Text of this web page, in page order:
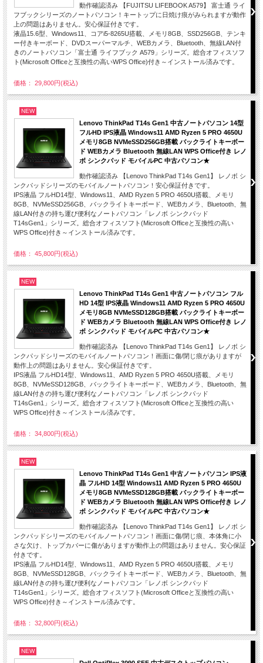
動作確認済み 【FUJITSU LIFEBOOK A579】 富士通 ライ
フブックシリーズのノートパソコン！キートップに日焼け痕がみられますが動作
上の問題はありません。安心保証付きです。
液晶15.6型、Windows11、コアi5-8265U搭載、メモリ8GB、SSD256GB、テンキ
ー付きキーボード、DVDスーパーマルチ、WEBカメラ、Bluetooth、無線LAN付
きのノートパソコン「富士通 ライフブック A579」シリーズ。総合オフィスソフ
ト(Microsoft Officeと互換性の高いWPS Office)付き～インストール済みです。
価格： 29,800円(税込)
NEW
Lenovo ThinkPad T14s Gen1 中古ノートパソコン 14型
フルHD IPS液晶 Windows11 AMD Ryzen 5 PRO 4650U
メモリ8GB NVMeSSD256GB搭載 バックライトキーボー
ド WEBカメラ Bluetooth 無線LAN WPS Office付き レノ
ボ シンクパッド モバイルPC 中古パソコン★
動作確認済み 【Lenovo ThinkPad T14s Gen1】 レノボ シ
ンクパッドシリーズのモバイルノートパソコン！安心保証付きです。
IPS液晶 フルHD14型、Windows11、AMD Ryzen 5 PRO 4650U搭載、メモリ
8GB、NVMeSSD256GB、バックライトキーボード、WEBカメラ、Bluetooth、無
線LAN付きの持ち運び便利なノートパソコン「レノボ シンクパッド
T14sGen1」シリーズ。総合オフィスソフト(Microsoft Officeと互換性の高い
WPS Office)付き～インストール済みです。
価格： 45,800円(税込)
NEW
Lenovo ThinkPad T14s Gen1 中古ノートパソコン フル
HD 14型 IPS液晶 Windows11 AMD Ryzen 5 PRO 4650U
メモリ8GB NVMeSSD128GB搭載 バックライトキーボー
ド WEBカメラ Bluetooth 無線LAN WPS Office付き レノ
ボ シンクパッド モバイルPC 中古パソコン★
動作確認済み 【Lenovo ThinkPad T14s Gen1】 レノボ シ
ンクパッドシリーズのモバイルノートパソコン！画面に傷/閉じ痕がありますが
動作上の問題はありません。安心保証付きです。
IPS液晶 フルHD14型、Windows11、AMD Ryzen 5 PRO 4650U搭載、メモリ
8GB、NVMeSSD128GB、バックライトキーボード、WEBカメラ、Bluetooth、無
線LAN付きの持ち運び便利なノートパソコン「レノボ シンクパッド
T14sGen1」シリーズ。総合オフィスソフト(Microsoft Officeと互換性の高い
WPS Office)付き～インストール済みです。
価格： 34,800円(税込)
NEW
Lenovo ThinkPad T14s Gen1 中古ノートパソコン IPS液
晶 フルHD 14型 Windows11 AMD Ryzen 5 PRO 4650U
メモリ8GB NVMeSSD128GB搭載 バックライトキーボー
ド WEBカメラ Bluetooth 無線LAN WPS Office付き レノ
ボ シンクパッド モバイルPC 中古パソコン★
動作確認済み 【Lenovo ThinkPad T14s Gen1】 レノボ シ
ンクパッドシリーズのモバイルノートパソコン！画面に傷/閉じ痕、本体角に小
さな欠け、トップカバーに傷がありますが動作上の問題はありません。安心保証
付きです。
IPS液晶 フルHD14型、Windows11、AMD Ryzen 5 PRO 4650U搭載、メモリ
8GB、NVMeSSD128GB、バックライトキーボード、WEBカメラ、Bluetooth、無
線LAN付きの持ち運び便利なノートパソコン「レノボ シンクパッド
T14sGen1」シリーズ。総合オフィスソフト(Microsoft Officeと互換性の高い
WPS Office)付き～インストール済みです。
価格： 32,800円(税込)
NEW